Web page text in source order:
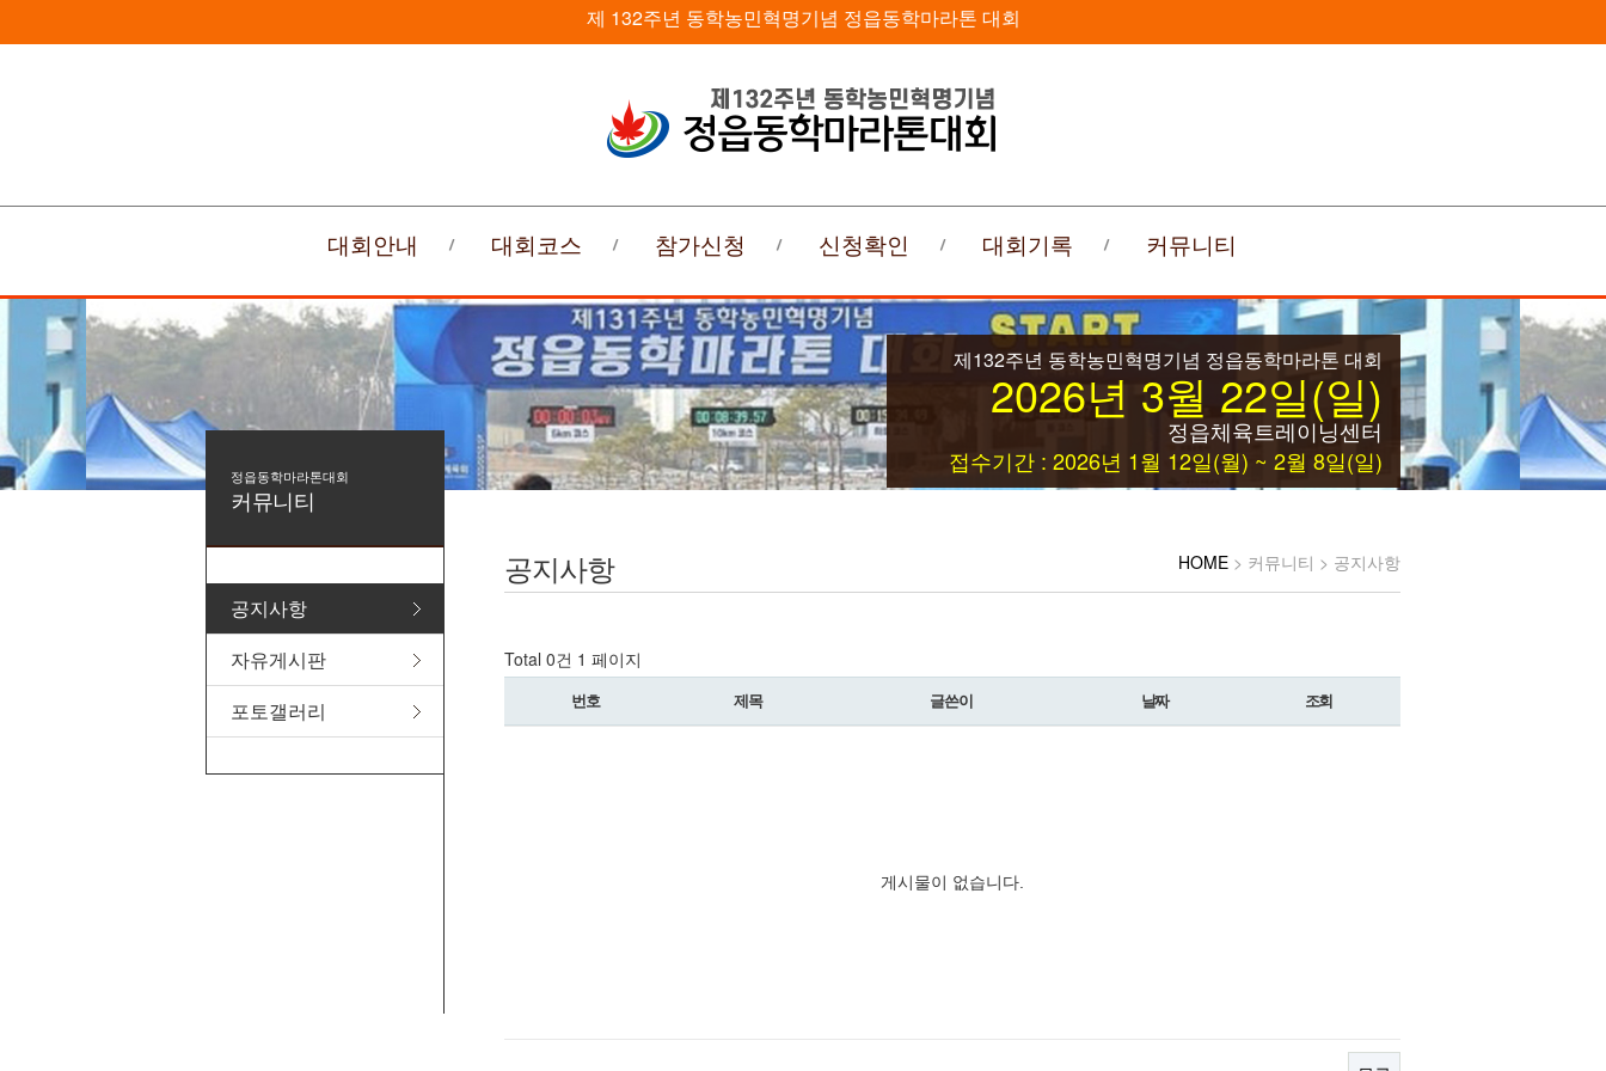
제 132주년 동학농민혁명기념 정읍동학마라톤 대회
대회안내 대회코스 참가신청 신청확인 대회기록 커뮤니티
제132주년 동학농민혁명기념 정읍동학마라톤 대회
2026년 3월 22일(일)
정읍체육트레이닝센터
접수기간 : 2026년 1월 12일(월) ~ 2월 8일(일)
정읍동학마라톤대회
커뮤니티
공지사항
자유게시판
포토갤러리
공지사항 HOME > 커뮤니티 > 공지사항
Total 0건 1 페이지
번호 제목 글쓴이 날짜 조회
게시물이 없습니다.